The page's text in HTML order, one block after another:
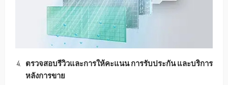
ตรวจสอบรีวิวและการให้คะแนน การรับประกัน และบริการ
หลังการขาย